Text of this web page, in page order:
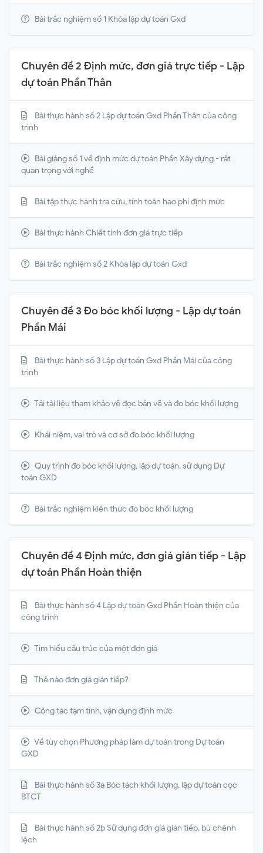
Bài trắc nghiệm số 1 Khóa lập dự toán Gxd
Chuyên đề 2 Định mức, đơn giá trực tiếp - Lập
dự toán Phần Thân
Bài thực hành số 2 Lập dự toán Gxd Phần Thân của công
trình
Bài giảng số 1 về định mức dự toán Phần Xây dựng - rất
quan trọng với nghề
Bài tập thực hành tra cứu, tính toán hao phí định mức
Bài thực hành Chiết tính đơn giá trực tiếp
Bài trắc nghiệm số 2 Khóa lập dự toán Gxd
Chuyên đề 3 Đo bóc khối lượng - Lập dự toán
Phần Mái
Bài thực hành số 3 Lập dự toán Gxd Phần Mái của công
trình
Tải tài liệu tham khảo về đọc bản vẽ và đo bóc khối lượng
Khái niệm, vai trò và cơ sở đo bóc khối lượng
Quy trình đo bóc khối lượng, lập dự toán, sử dụng Dự
toán GXD
Bài trắc nghiệm kiến thức đo bóc khối lượng
Chuyên đề 4 Định mức, đơn giá gián tiếp - Lập
dự toán Phần Hoàn thiện
Bài thực hành số 4 Lập dự toán Gxd Phần Hoàn thiện của
công trình
Tìm hiểu cấu trúc của một đơn giá
Thế nào đơn giá gián tiếp?
Công tác tạm tính, vận dụng định mức
Về tùy chọn Phương pháp làm dự toán trong Dự toán
GXD
Bài thực hành số 3a Bóc tách khối lượng, lập dự toán cọc
BTCT
Bài thực hành số 2b Sử dụng đơn giá gián tiếp, bù chênh
lệch